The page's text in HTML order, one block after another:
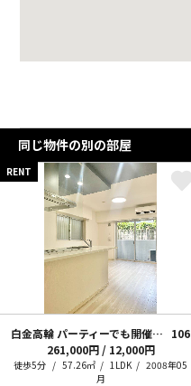
同じ物件の別の部屋
RENT
白金高輪 パーティーでも開催しようか
106
261,000円 / 12,000円
徒歩5分 57.26㎡ 1LDK
2008年05
月